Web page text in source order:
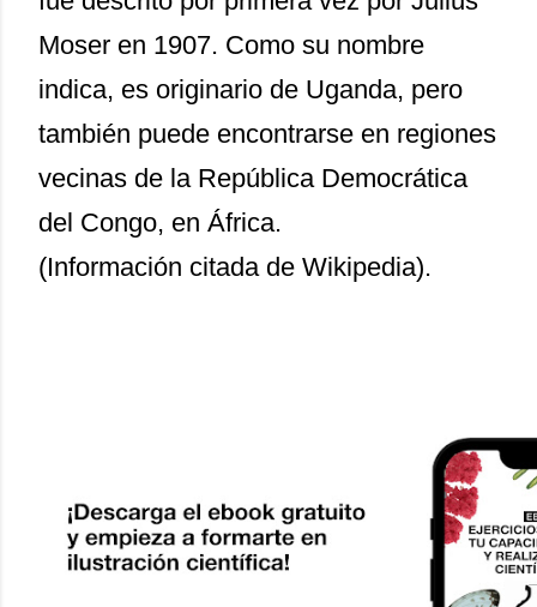
Moser en 1907. Como su nombre
indica, es originario de Uganda, pero
también puede encontrarse en regiones
vecinas de la República Democrática
del Congo, en África.
(Información citada de Wikipedia).